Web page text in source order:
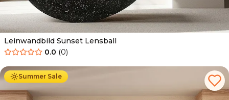
Leinwandbild Sunset Lensball
0.0 (0)
Summer Sale
Ab 39.90 € 34.90